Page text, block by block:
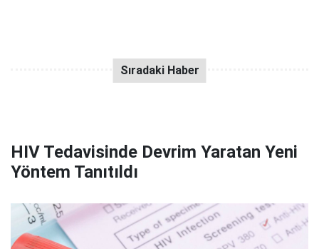
HIV Tedavisinde Devrim Yaratan Yeni
Yöntem Tanıtıldı